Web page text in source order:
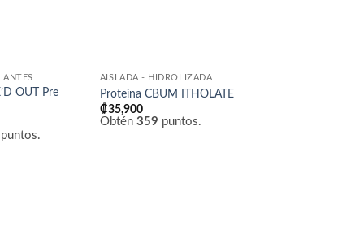
OUT Pre
puntos.
AISLADA - HIDROLIZADA
Proteina CBUM ITHOLATE
₡35,900
Obtén 359 puntos.